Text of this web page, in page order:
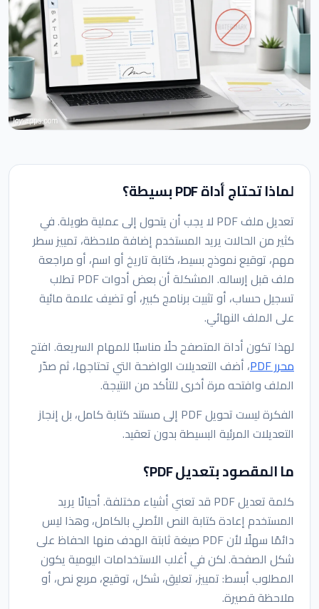
لماذا تحتاج أداة PDF بسيطة؟
تعديل ملف PDF لا يجب أن يتحول إلى عملية طويلة. في
كثير من الحالات يريد المستخدم إضافة ملاحظة، تمييز سطر
مهم، توقيع نموذج بسيط، كتابة تاريخ أو اسم، أو مراجعة
ملف قبل إرساله. المشكلة أن بعض أدوات PDF تطلب
تسجيل حساب، أو تثبيت برنامج كبير، أو تضيف علامة مائية
على الملف النهائي.
لهذا تكون أداة المتصفح حلًا مناسبًا للمهام السريعة. افتح
محرر PDF
، أضف التعديلات الواضحة التي تحتاجها، ثم صدّر
الملف وافتحه مرة أخرى للتأكد من النتيجة.
الفكرة ليست تحويل PDF إلى مستند كتابة كامل، بل إنجاز
التعديلات المرئية البسيطة بدون تعقيد.
ما المقصود بتعديل PDF؟
كلمة تعديل PDF قد تعني أشياء مختلفة. أحيانًا يريد
المستخدم إعادة كتابة النص الأصلي بالكامل، وهذا ليس
دائمًا سهلًا لأن PDF صيغة ثابتة الهدف منها الحفاظ على
شكل الصفحة. لكن في أغلب الاستخدامات اليومية يكون
المطلوب أبسط: تمييز، تعليق، شكل، توقيع، مربع نص، أو
ملاحظة قصيرة.